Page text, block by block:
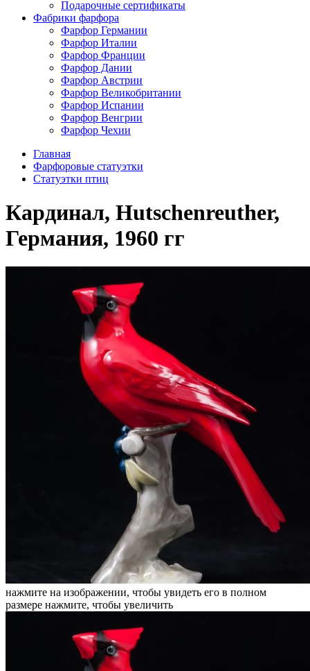
Подарочные сертификаты
Фабрики фарфора
Фарфор Германии
Фарфор Италии
Фарфор Франции
Фарфор Дании
Фарфор Австрии
Фарфор Великобритании
Фарфор Испании
Фарфор Венгрии
Фарфор Чехии
Главная
Фарфоровые статуэтки
Cтатуэтки птиц
Кардинал, Hutschenreuther,
Германия, 1960 гг
нажмите на изображении, чтобы увидеть его в полном
размере нажмите, чтобы увеличить